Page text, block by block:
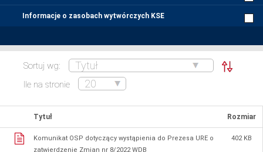
Informacje o zasobach wytwórczych KSE
Sortuj wg:
Ile na stronie
Tytuł Rozmiar
Komunikat OSP dotyczący wystąpienia do Prezesa URE o
zatwierdzenie Zmian nr 8/2022 WDB
402 KB